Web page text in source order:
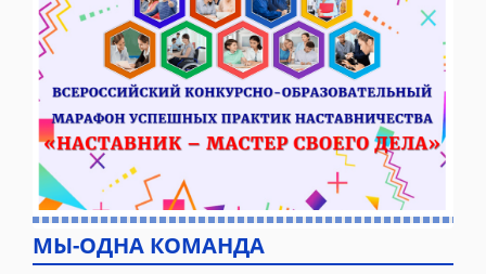
МЫ-ОДНА КОМАНДА